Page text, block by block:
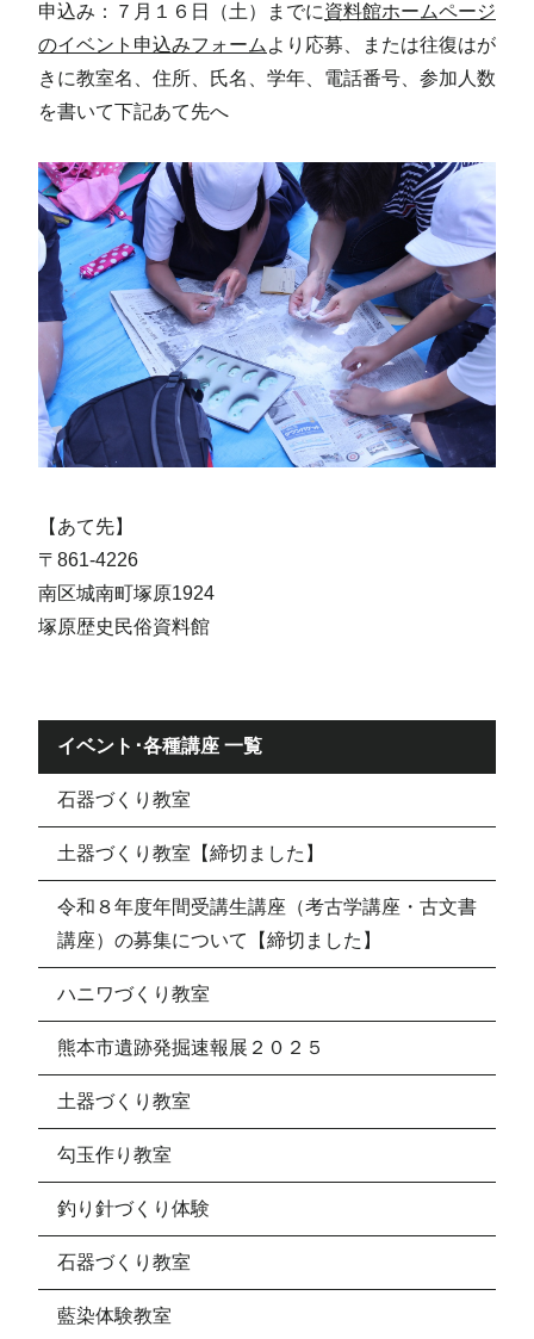
申込み：７月１６日（土）までに資料館ホームページ
のイベント申込みフォーム より応募、または往復はが
きに教室名、住所、氏名、学年、電話番号、参加人数
を書いて下記あて先へ
【あて先】
〒861-4226
南区城南町塚原1924
塚原歴史民俗資料館
イベント･各種講座 一覧
石器づくり教室
土器づくり教室【締切ました】
令和８年度年間受講生講座（考古学講座・古文書
講座）の募集について【締切ました】
ハニワづくり教室
熊本市遺跡発掘速報展２０２５
土器づくり教室
勾玉作り教室
釣り針づくり体験
石器づくり教室
藍染体験教室